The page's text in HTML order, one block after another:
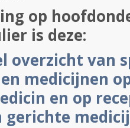
op
is deze:
overzicht van
medicijnen
en op